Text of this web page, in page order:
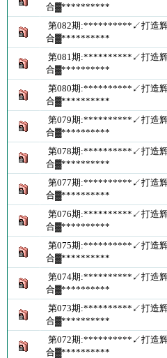
合▓**********
第082期:**********↙打造
合▓**********
第081期:**********↙打造
合▓**********
第080期:**********↙打造
合▓**********
第079期:**********↙打造
合▓**********
第078期:**********↙打造
合▓**********
第077期:**********↙打造
合▓**********
第076期:**********↙打造
合▓**********
第075期:**********↙打造
合▓**********
第074期:**********↙打造
合▓**********
第073期:**********↙打造
合▓**********
第072期:**********↙打造
合▓**********